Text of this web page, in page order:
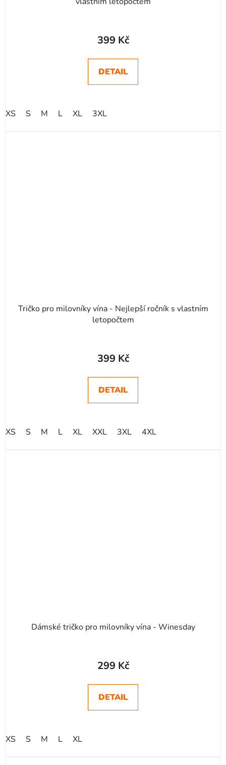
hodnocení
je
5,0
399 Kč
DETAIL
XS S M L XL 3XL
Tričko pro milovníky vína - Nejlepší ročník s vlastním
letopočtem
399 Kč
DETAIL
XS S M L XL XXL 3XL 4XL
Dámské tričko pro milovníky vína - Winesday
299 Kč
DETAIL
XS S M L XL